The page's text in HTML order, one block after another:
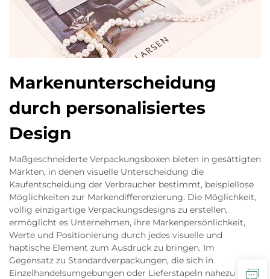
Markenunterscheidung
durch personalisiertes
Design
Maßgeschneiderte Verpackungsboxen bieten in gesättigten
Märkten, in denen visuelle Unterscheidung die
Kaufentscheidung der Verbraucher bestimmt, beispiellose
Möglichkeiten zur Markendifferenzierung. Die Möglichkeit,
völlig einzigartige Verpackungsdesigns zu erstellen,
ermöglicht es Unternehmen, ihre Markenpersönlichkeit,
Werte und Positionierung durch jedes visuelle und
haptische Element zum Ausdruck zu bringen. Im
Gegensatz zu Standardverpackungen, die sich in
Einzelhandelsumgebungen oder Lieferstapeln nahezu